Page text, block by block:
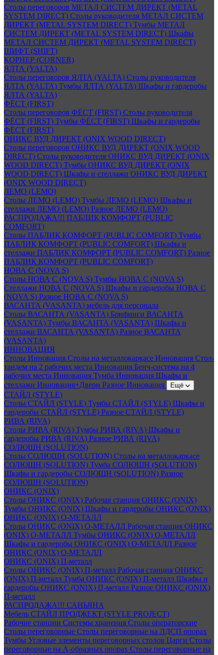
Столы переговоров МЕТАЛ СИСТЕМ ДИРЕКТ (METAL
SYSTEM DIRECT) Столы руководителя МЕТАЛ СИСТЕМ
ДИРЕКТ (METAL SYSTEM DIRECT) Тумбы МЕТАЛ
СИСТЕМ ДИРЕКТ (METAL SYSTEM DIRECT) Шкафы
МЕТАЛ СИСТЕМ ДИРЕКТ (METAL SYSTEM DIRECT)
ШИФТ (SHIFT)
КОРНЕР (CORNER)
ЯЛТА (YALTA)
Столы переговоров ЯЛТА (YALTA) Столы руководителя
ЯЛТА (YALTA) Тумбы ЯЛТА (YALTA) Шкафы и гардеробы
ЯЛТА (YALTA)
ФЁСТ (FIRST)
Столы переговоров ФЁСТ (FIRST) Столы руководителя
ФЁСТ (FIRST) Тумбы ФЁСТ (FIRST) Шкафы и гардеробы
ФЁСТ (FIRST)
ОНИКС ВУД ДИРЕКТ (ONIX WOOD DIRECT)
Столы переговоров ОНИКС ВУД ДИРЕКТ (ONIX WOOD
DIRECT) Столы руководителя ОНИКС ВУД ДИРЕКТ (ONIX
WOOD DIRECT) Тумбы ОНИКС ВУД ДИРЕКТ (ONIX
WOOD DIRECT) Шкафы и стеллажи ОНИКС ВУД ДИРЕКТ
(ONIX WOOD DIRECT)
ЛЕМО (LEMO)
Столы ЛЕМО (LEMO) Тумбы ЛЕМО (LEMO) Шкафы и
стеллажи ЛЕМО (LEMO) Разное ЛЕМО (LEMO)
РАСПРОДАЖА!!! ПАБЛИК КОМФОРТ (PUBLIC
COMFORT)
Столы ПАБЛИК КОМФОРТ (PUBLIC COMFORT) Тумбы
ПАБЛИК КОМФОРТ (PUBLIC COMFORT) Шкафы и
стеллажи ПАБЛИК КОМФОРТ (PUBLIC COMFORT) Разное
ПАБЛИК КОМФОРТ (PUBLIC COMFORT)
НОВА С (NOVA S)
Столы НОВА С (NOVA S) Тумбы НОВА С (NOVA S)
Стеллажи НОВА С (NOVA S) Шкафы и гардеробы НОВА С
(NOVA S) Разное НОВА С (NOVA S)
ВАСАНТА (VASANTA) мебель для персонала
Столы ВАСАНТА (VASANTA) Брифинги ВАСАНТА
(VASANTA) Тумбы ВАСАНТА (VASANTA) Шкафы и
стеллажи ВАСАНТА (VASANTA) Разное ВАСАНТА
(VASANTA)
ИННОВАЦИЯ
Столы Инновация Столы на металлокаркасе Инновация Стол-
тандем на 2 рабочих места Инновация Бенч-система на 4
рабочих места Инновация Тумба Инновация Шкафы и
стеллажи Инновация+Двери Разное Инновация Ещё
СТАЙЛ (STYLE)
Столы СТАЙЛ (STYLE) Тумбы СТАЙЛ (STYLE) Шкафы и
гардеробы СТАЙЛ (STYLE) Разное СТАЙЛ (STYLE)
РИВА (RIVA)
Столы РИВА (RIVA) Тумбы РИВА (RIVA) Шкафы и
гардеробы РИВА (RIVA) Разное РИВА (RIVA)
СОЛЮШН (SOLUTION)
Столы СОЛЮШН (SOLUTION) Столы на металлокаркасе
СОЛЮШН (SOLUTION) Тумба СОЛЮШН (SOLUTION)
Шкафы и гардеробы СОЛЮШН (SOLUTION) Разное
СОЛЮШН (SOLUTION)
ОНИКС (ONIX)
Столы ОНИКС (ONIX) Рабочая станция ОНИКС (ONIX)
Тумбы ОНИКС (ONIX) Шкафы и гардеробы ОНИКС (ONIX)
ОНИКС (ONIX) O-МЕТАЛЛ
Столы ОНИКС (ONIX) O-МЕТАЛЛ Рабочая станция ОНИКС
(ONIX) O-МЕТАЛЛ Тумбы ОНИКС (ONIX) O-МЕТАЛЛ
Шкафы и гардеробы ОНИКС (ONIX) O-МЕТАЛЛ Разное
ОНИКС (ONIX) O-МЕТАЛЛ
ОНИКС (ONIX) П-металл
Столы ОНИКС (ONIX) П-металл Рабочая станция ОНИКС
(ONIX) П-металл Тумба ОНИКС (ONIX) П-металл Шкафы и
гардеробы ОНИКС (ONIX) П-металл Разное ОНИКС (ONIX)
П-металл
РАСПРОДАЖА!!! САНЬЯНА
Мебель СТАЙЛ ПРОДЖЕКТ (STYLE PROJECT)
Рабочие станции Системы хранения Столы операторские
Столы переговорные Столы переговорные на ЛДСП опорах
Тумбы Угловые элементы переговорных столов Царги Столы
переговорные на А-образных опорах Столы переговорные на